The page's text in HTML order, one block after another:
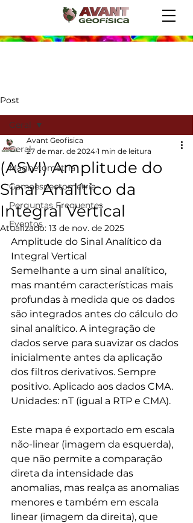
Post
Geral
Magnetometria
Gamaespectometria
Perguntas Frequentes
Eventos
Geral
(ASVI) Amplitude do
Sinal Analítico da
Integral Vertical
Avant Geofisica
27 de mar. de 2024 1 min de leitura
Atualizado: 13 de nov. de 2025
Amplitude do Sinal Analítico da
Integral Vertical
Semelhante a um sinal analítico,
mas mantém características mais
profundas à medida que os dados
são integrados antes do cálculo do
sinal analítico. A integração de
dados serve para suavizar os dados
inicialmente antes da aplicação
dos filtros derivativos. Sempre
positivo. Aplicado aos dados CMA.
Unidades: nT (igual a RTP e CMA).
Este mapa é exportado em escala
não-linear (imagem da esquerda),
que não permite a comparação
direta da intensidade das
anomalias, mas realça as anomalias
menores e também em escala
linear (imagem da direita), que